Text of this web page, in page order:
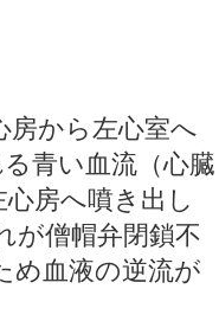
房から左心室へ
青い血流（心臓
房へ噴き出し
が僧帽弁閉鎖不
め血液の逆流が